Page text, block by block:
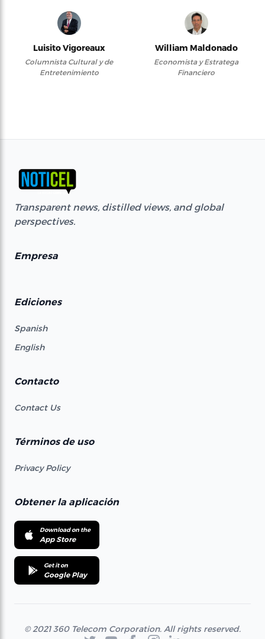
Luisito Vigoreaux
Columnista Cultural y de
Entretenimiento
William Maldonado
Economista y Estratega
Financiero
Transparent news, distilled views, and global
perspectives.
Empresa
Ediciones
Spanish
English
Contacto
Contact Us
Términos de uso
Privacy Policy
Obtener la aplicación
Download on the
App Store
Get it on
Google Play
© 2021 360 Telecom Corporation. All rights reserved.